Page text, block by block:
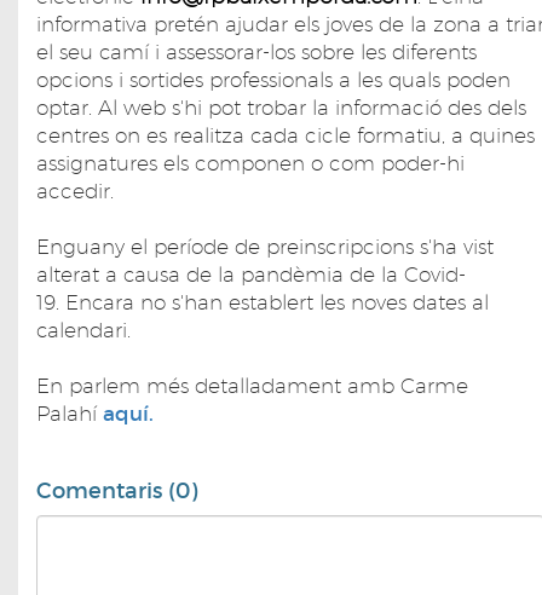
informativa pretén ajudar els joves de la zona a
el seu camí i assessorar-los sobre les diferents
opcions i sortides professionals a les quals poden
optar. Al web s'hi pot trobar la informació des dels
centres on es realitza cada cicle formatiu, a quines
assignatures els componen o com poder-hi
accedir.
Enguany el període de preinscripcions s'ha vist
alterat a causa de la pandèmia de la Covid-
19. Encara no s'han establert les noves dates al
calendari.
En parlem més detalladament amb Carme
Palahí aquí.
Comentaris (0)